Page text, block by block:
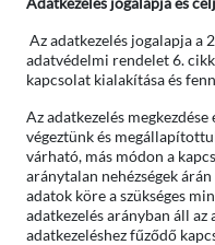
Az adatkezelés jogalapja a
adatvédelmi rendelet 6.
kapcsolat kialakítása és
Az adatkezelés
végeztünk és
várható, más módon a
aránytalan nehézségek
adatok köre a szükséges
adatkezelés arányban áll
adatkezeléshez fűződő